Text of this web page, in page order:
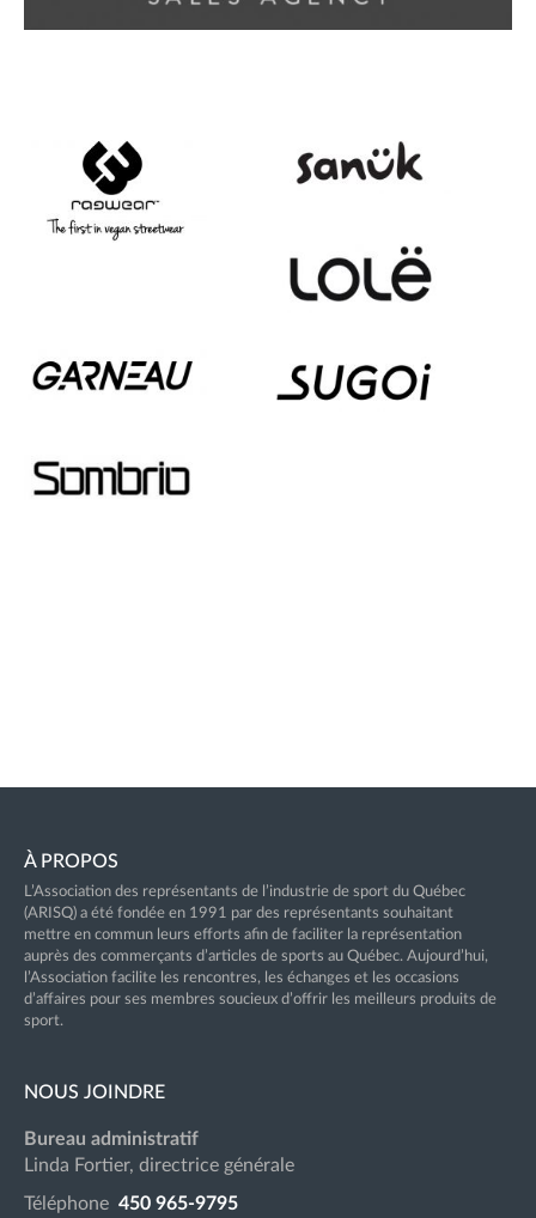
À PROPOS
L’Association des représentants de l’industrie de sport du Québec
(ARISQ) a été fondée en 1991 par des représentants souhaitant
mettre en commun leurs efforts afin de faciliter la représentation
auprès des commerçants d’articles de sports au Québec. Aujourd’hui,
l’Association facilite les rencontres, les échanges et les occasions
d’affaires pour ses membres soucieux d’offrir les meilleurs produits de
sport.
NOUS JOINDRE
Bureau administratif
Linda Fortier, directrice générale
Téléphone 450 965-9795